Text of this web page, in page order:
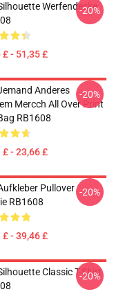
Werfendecke
£ - 51,35 £
-20%
Anderes
Mercch All Over Print
RB1608
£ - 23,66 £
-20%
Pullover
RB1608
£ - 39,46 £
-20%
Classic T-Shirt
-20%